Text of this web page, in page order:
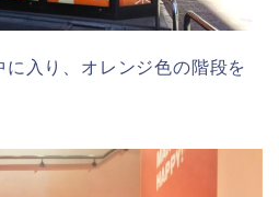
入り、オレンジ色の階段を